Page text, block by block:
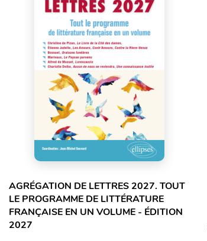
AGRÉGATION DE LETTRES 2027. TOUT
LE PROGRAMME DE LITTÉRATURE
FRANÇAISE EN UN VOLUME - ÉDITION
2027